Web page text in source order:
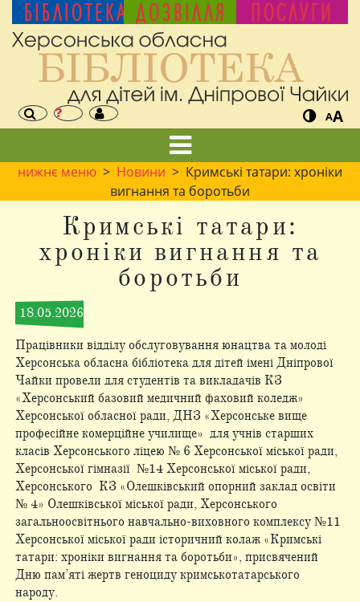
БІБЛІОТЕКА ДОЗВІЛЛЯ ПОСЛУГИ
AA
нижнє меню > Новини > Кримські татари: хроніки
вигнання та боротьби
Кримські татари:
хроніки вигнання та
боротьби
18.05.2026
Працівники відділу обслуговування юнацтва та молоді
Херсонська обласна бібліотека для дітей імені Дніпрової
Чайки провели для студентів та викладачів КЗ
«Херсонський базовий медичний фаховий коледж»
Херсонської обласної ради, ДНЗ «Херсонське вище
професійне комерційне училище» для учнів старших
класів Херсонського ліцею № 6 Херсонської міської ради,
Херсонської гімназії №14 Херсонської міської ради,
Херсонського КЗ «Олешківський опорний заклад освіти
№ 4» Олешківської міської ради, Херсонського
загальноосвітнього навчально-виховного комплексу №11
Херсонської міської ради історичний колаж «Кримські
татари: хроніки вигнання та боротьби», присвячений
Дню пам’яті жертв геноциду кримськотатарського
народу.